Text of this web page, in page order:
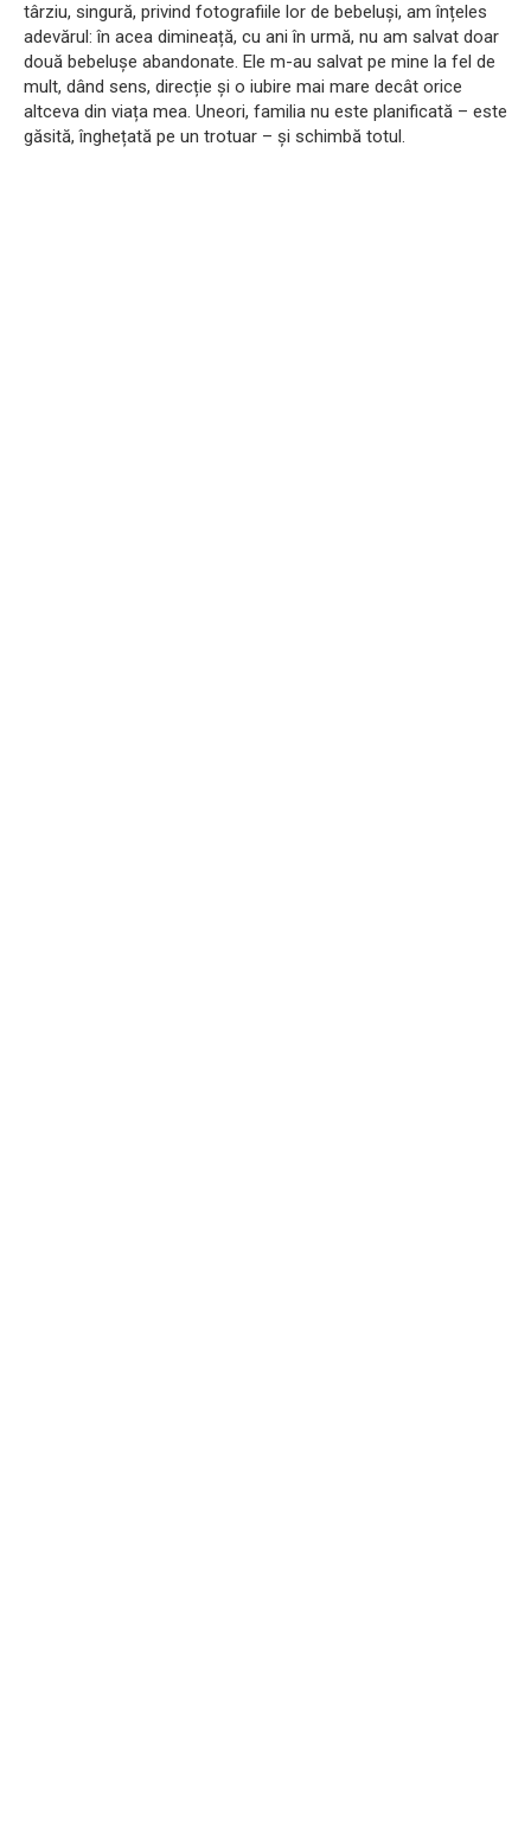
târziu, singură, privind fotografiile lor de bebeluși, am înțeles
adevărul: în acea dimineață, cu ani în urmă, nu am salvat doar
două bebelușe abandonate. Ele m-au salvat pe mine la fel de
mult, dând sens, direcție și o iubire mai mare decât orice
altceva din viața mea. Uneori, familia nu este planificată – este
găsită, înghețată pe un trotuar – și schimbă totul.